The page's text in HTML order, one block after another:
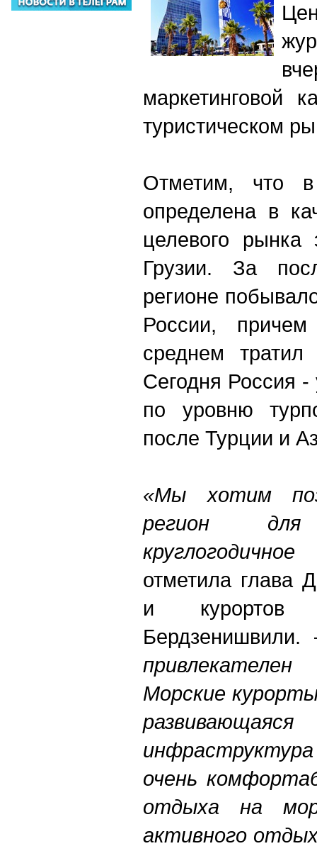
маркетинговой
туристическом
Отметим, что
определена в
целевого рынка
Грузии. За
регионе
России,
среднем
Сегодня Россия
по уровню
после Турции и
«Мы хотим
регион
отметила глава
и курортов
Морские
очень
отдыха на
активного